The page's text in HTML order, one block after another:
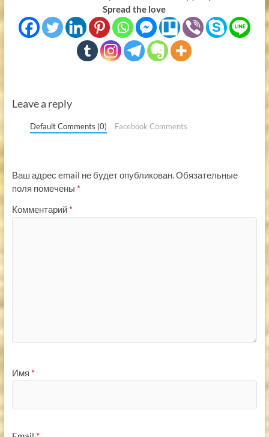
Spread the love
Leave a reply
Default Comments (0) Facebook Comments
Ваш адрес email не будет опубликован.Обязательные
поля помечены *
Комментарий *
Имя *